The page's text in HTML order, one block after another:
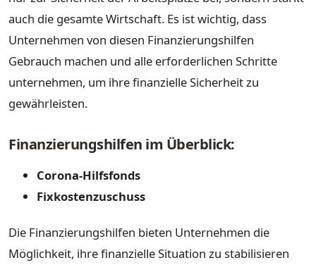
auch die gesamte Wirtschaft. Es ist wichtig, dass
Unternehmen von diesen Finanzierungshilfen
Gebrauch machen und alle erforderlichen Schritte
unternehmen, um ihre finanzielle Sicherheit zu
gewährleisten.
Finanzierungshilfen im Überblick:
Corona-Hilfsfonds
Fixkostenzuschuss
Die Finanzierungshilfen bieten Unternehmen die
Möglichkeit, ihre finanzielle Situation zu stabilisieren